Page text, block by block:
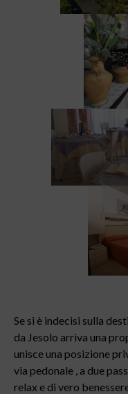
Se si è indecisi sulla
da Jesolo arriva una
unisce una posizione
via pedonale , a due
relax e di vero